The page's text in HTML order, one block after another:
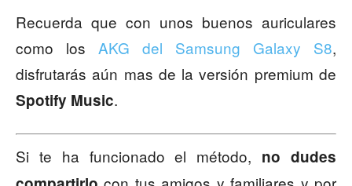
Recuerda que con unos buenos auriculares
como los AKG del Samsung Galaxy S8,
disfrutarás aún mas de la versión premium de
Spotify Music.
Si te ha funcionado el método, no dudes